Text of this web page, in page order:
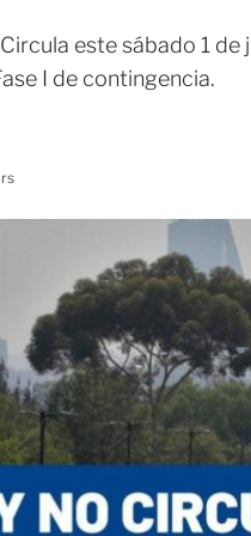
este sábado 1
I de contingencia.